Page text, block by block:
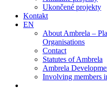
Ukončené projekty
Kontakt
EN
About Ambrela –
Organisations
Contact
Statutes of Ambrela
Ambrela
Involving members